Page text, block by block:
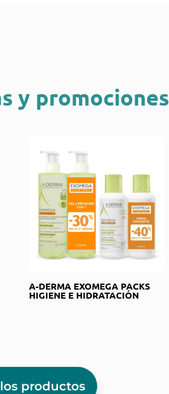
y promociones
A-DERMA EXOMEGA PACKS
HIGIENE E HIDRATACIÓN
productos